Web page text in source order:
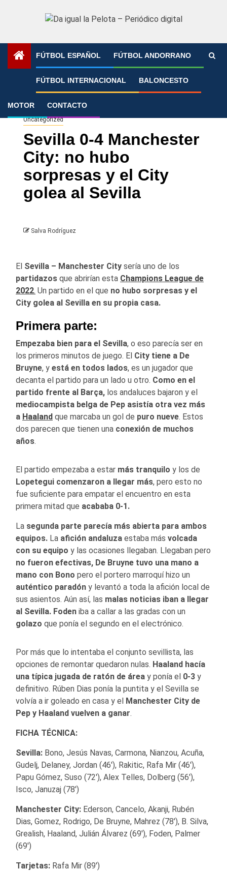
FÚTBOL ESPAÑOL FÚTBOL ANDORRANO
FÚTBOL INTERNACIONAL BALONCESTO
MOTOR CONTACTO
»
Uncategorized
Sevilla 0-4 Manchester
City: no hubo
sorpresas y el City
golea al Sevilla
Salva Rodríguez
El Sevilla – Manchester City sería uno de los
partidazos que abrirían esta Champions League de
2022. Un partido en el que no hubo sorpresas y el
City golea al Sevilla en su propia casa.
Primera parte:
Empezaba bien para el Sevilla, o eso parecía ser en
los primeros minutos de juego. El City tiene a De
Bruyne, y está en todos lados, es un jugador que
decanta el partido para un lado u otro. Como en el
partido frente al Barça, los andaluces bajaron y el
mediocampista belga de Pep asistía otra vez más
a Haaland que marcaba un gol de puro nueve. Estos
dos parecen que tienen una conexión de muchos
años.
El partido empezaba a estar más tranquilo y los de
Lopetegui comenzaron a llegar más, pero esto no
fue suficiente para empatar el encuentro en esta
primera mitad que acababa 0-1.
La segunda parte parecía más abierta para ambos
equipos. La afición andaluza estaba más volcada
con su equipo y las ocasiones llegaban. Llegaban pero
no fueron efectivas, De Bruyne tuvo una mano a
mano con Bono pero el portero marroquí hizo un
auténtico paradón y levantó a toda la afición local de
sus asientos. Aún así, las malas noticias iban a llegar
al Sevilla. Foden iba a callar a las gradas con un
golazo que ponía el segundo en el electrónico.
Por más que lo intentaba el conjunto sevillista, las
opciones de remontar quedaron nulas. Haaland hacía
una típica jugada de ratón de área y ponía el 0-3 y
definitivo. Rúben Dias ponía la puntita y el Sevilla se
volvía a ir goleado en casa y el Manchester City de
Pep y Haaland vuelven a ganar.
FICHA TÉCNICA:
Sevilla: Bono, Jesús Navas, Carmona, Nianzou, Acuña,
Gudelj, Delaney, Jordan (46′), Rakitic, Rafa Mir (46′),
Papu Gómez, Suso (72′), Alex Telles, Dolberg (56′),
Isco, Januzaj (78′)
Manchester City: Ederson, Cancelo, Akanji, Rubén
Dias, Gomez, Rodrigo, De Bruyne, Mahrez (78′), B. Silva,
Grealish, Haaland, Julián Álvarez (69′), Foden, Palmer
(69′)
Tarjetas: Rafa Mir (89′)